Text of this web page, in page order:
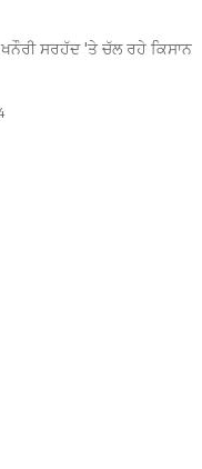
ਸਰਹੱਦ 'ਤੇ ਚੱਲ ਰਹੇ ਕਿਸਾਨ